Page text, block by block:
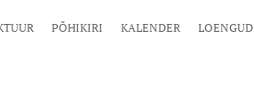
PÕHIKIRI KALENDER LOENGUD